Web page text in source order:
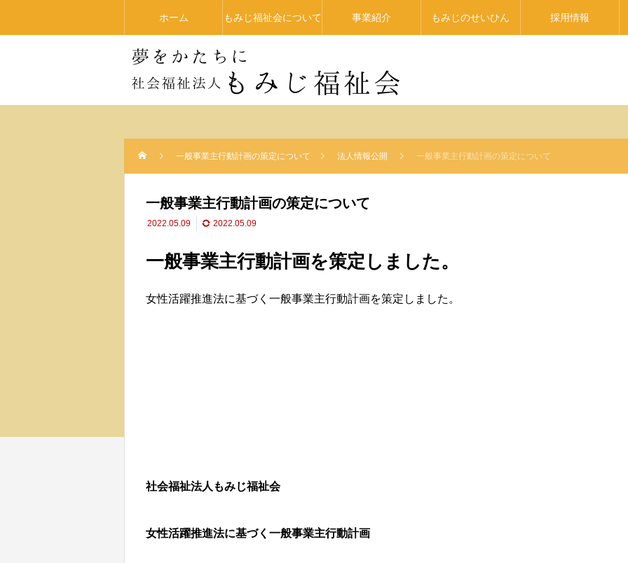
ホーム もみじ福祉会について 事業紹介 もみじのせいひん 採用情報
一般事業主行動計画の策定について 法人情報公開 一般事業主行動計画の策定について
一般事業主行動計画の策定について
2022.05.09 2022.05.09
一般事業主行動計画を策定しました。
女性活躍推進法に基づく一般事業主行動計画を策定しました。
社会福祉法人もみじ福祉会
女性活躍推進法に基づく一般事業主行動計画